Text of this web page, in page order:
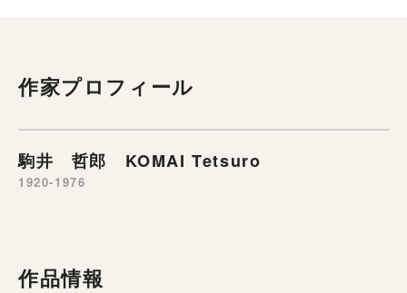
作家プロフィール
駒井 哲郎 KOMAI Tetsuro
1920-1976
作品情報